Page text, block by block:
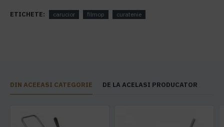
ETICHETE: carucior filmop curatenie
DIN ACEEASI CATEGORIE DE LA ACELASI PRODUCATOR